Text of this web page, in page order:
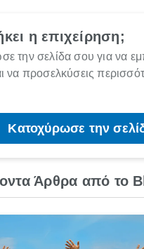
η επιχείρηση;
την σελίδα σου για να
να προσελκύσεις
Κατοχύρωσε την
Άρθρα από το